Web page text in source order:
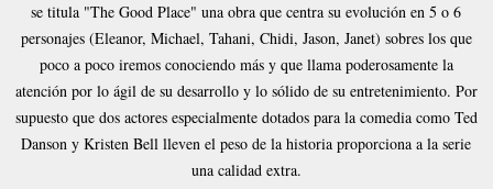
se titula "The Good Place" una obra que centra su evolución en 5 o 6
personajes (Eleanor, Michael, Tahani, Chidi, Jason, Janet) sobres los que
poco a poco iremos conociendo más y que llama poderosamente la
atención por lo ágil de su desarrollo y lo sólido de su entretenimiento. Por
supuesto que dos actores especialmente dotados para la comedia como Ted
Danson y Kristen Bell lleven el peso de la historia proporciona a la serie
una calidad extra.